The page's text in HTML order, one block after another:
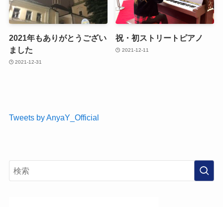
2021年もありがとうござい
ました
2021-12-31
祝・初ストリートピアノ
2021-12-11
Tweets by AnyaY_Official